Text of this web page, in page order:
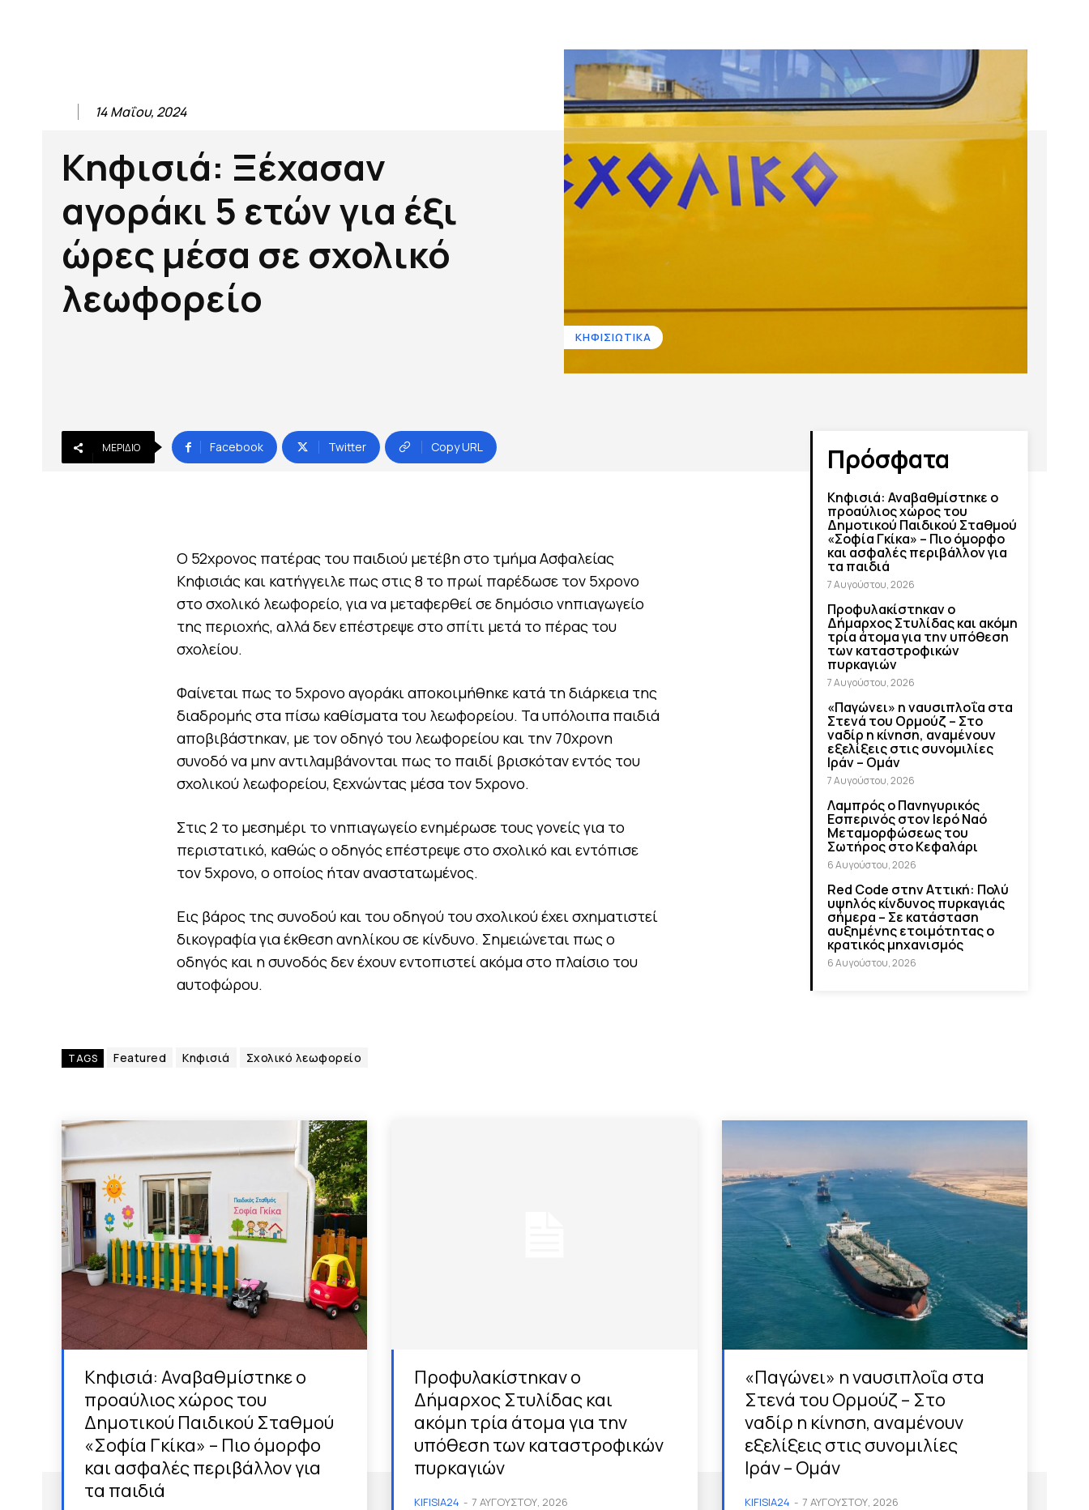
14 Μαΐου, 2024
Κηφισιά: Ξέχασαν
αγοράκι 5 ετών για έξι
ώρες μέσα σε σχολικό
λεωφορείο
ΚΗΦΙΣΙΩΤΙΚΑ
ΜΕΡΊΔΙΟ Facebook Twitter Copy URL
Ο 52χρονος πατέρας του παιδιού μετέβη στο τμήμα Ασφαλείας
Κηφισιάς και κατήγγειλε πως στις 8 το πρωί παρέδωσε τον 5χρονο
στο σχολικό λεωφορείο, για να μεταφερθεί σε δημόσιο νηπιαγωγείο
της περιοχής, αλλά δεν επέστρεψε στο σπίτι μετά το πέρας του
σχολείου.
Φαίνεται πως το 5χρονο αγοράκι αποκοιμήθηκε κατά τη διάρκεια της
διαδρομής στα πίσω καθίσματα του λεωφορείου. Τα υπόλοιπα παιδιά
αποβιβάστηκαν, με τον οδηγό του λεωφορείου και την 70χρονη
συνοδό να μην αντιλαμβάνονται πως το παιδί βρισκόταν εντός του
σχολικού λεωφορείου, ξεχνώντας μέσα τον 5χρονο.
Στις 2 το μεσημέρι το νηπιαγωγείο ενημέρωσε τους γονείς για το
περιστατικό, καθώς ο οδηγός επέστρεψε στο σχολικό και εντόπισε
τον 5χρονο, ο οποίος ήταν αναστατωμένος.
Εις βάρος της συνοδού και του οδηγού του σχολικού έχει σχηματιστεί
δικογραφία για έκθεση ανηλίκου σε κίνδυνο. Σημειώνεται πως ο
οδηγός και η συνοδός δεν έχουν εντοπιστεί ακόμα στο πλαίσιο του
αυτοφώρου.
TAGS Featured Κηφισιά Σχολικό λεωφορείο
Πρόσφατα
Κηφισιά: Αναβαθμίστηκε ο
προαύλιος χώρος του
Δημοτικού Παιδικού Σταθμού
«Σοφία Γκίκα» – Πιο όμορφο
και ασφαλές περιβάλλον για
τα παιδιά
7 Αυγούστου, 2026
Προφυλακίστηκαν ο
Δήμαρχος Στυλίδας και ακόμη
τρία άτομα για την υπόθεση
των καταστροφικών
πυρκαγιών
7 Αυγούστου, 2026
«Παγώνει» η ναυσιπλοΐα στα
Στενά του Ορμούζ – Στο
ναδίρ η κίνηση, αναμένουν
εξελίξεις στις συνομιλίες
Ιράν – Ομάν
7 Αυγούστου, 2026
Λαμπρός ο Πανηγυρικός
Εσπερινός στον Ιερό Ναό
Μεταμορφώσεως του
Σωτήρος στο Κεφαλάρι
6 Αυγούστου, 2026
Red Code στην Αττική: Πολύ
υψηλός κίνδυνος πυρκαγιάς
σήμερα – Σε κατάσταση
αυξημένης ετοιμότητας ο
κρατικός μηχανισμός
6 Αυγούστου, 2026
Κηφισιά: Αναβαθμίστηκε ο
προαύλιος χώρος του
Δημοτικού Παιδικού Σταθμού
«Σοφία Γκίκα» – Πιο όμορφο
και ασφαλές περιβάλλον για
τα παιδιά
Προφυλακίστηκαν ο
Δήμαρχος Στυλίδας και
ακόμη τρία άτομα για την
υπόθεση των καταστροφικών
πυρκαγιών
KIFISIA24 - 7 ΑΥΓΟΎΣΤΟΥ, 2026
«Παγώνει» η ναυσιπλοΐα στα
Στενά του Ορμούζ – Στο
ναδίρ η κίνηση, αναμένουν
εξελίξεις στις συνομιλίες
Ιράν – Ομάν
KIFISIA24 - 7 ΑΥΓΟΎΣΤΟΥ, 2026